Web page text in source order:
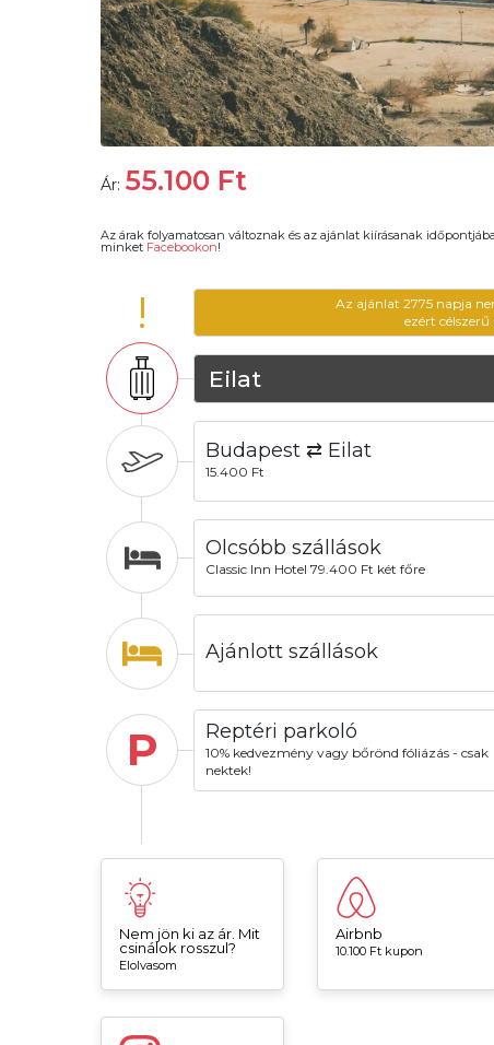
Ár: 55.100 Ft
Az árak folyamatosan változnak és az ajánlat kiírásanak
minket Facebookon!
!
Az ajánlat 2775 napja
ezért
Eilat
Budapest ⇄ Eilat
15.400 Ft
Olcsóbb szállások
Classic Inn Hotel 79.400 Ft két főre
Ajánlott szállások
P Reptéri parkoló
10% kedvezmény vagy bőrönd fóliázás - csak
nektek!
Nem jön ki az ár. Mit
csinálok rosszul?
Elolvasom
Airbnb
10.100 Ft kupon